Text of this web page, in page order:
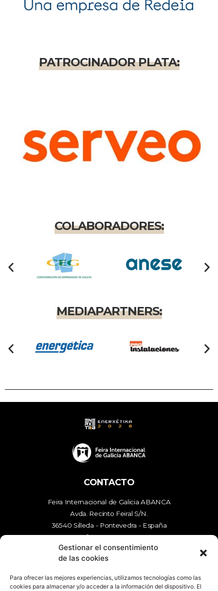
Gestionar el consentimiento
de las cookies
Para ofrecer las mejores experiencias, utilizamos tecnologías como las
cookies para almacenar y/o acceder a la información del dispositivo. El
PATROCINADOR PLATA:
COLABORADORES:
MEDIAPARTNERS:
CONTACTO
Feira Internacional de Galicia ABANCA
Avda. Recinto Feiral S/N.
36540 Silleda - Pontevedra - España
tfn986 577 000
mailenerxetika@feiragalicia.com
ENLACES